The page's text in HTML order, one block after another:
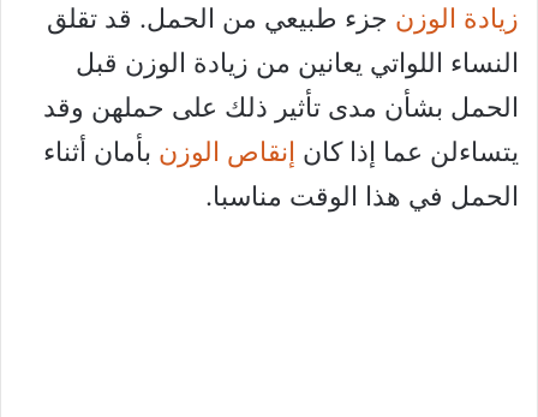
زيادة الوزن جزء طبيعي من الحمل. قد تقلق
النساء اللواتي يعانين من زيادة الوزن قبل
الحمل بشأن مدى تأثير ذلك على حملهن وقد
يتساءلن عما إذا كان إنقاص الوزن بأمان أثناء
الحمل في هذا الوقت مناسبا.